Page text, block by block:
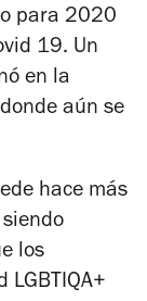
para 2020
19. Un
en la
aún se
hace más
los